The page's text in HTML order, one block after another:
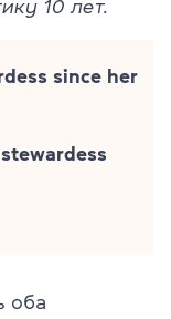
10 лет.
since her
оба